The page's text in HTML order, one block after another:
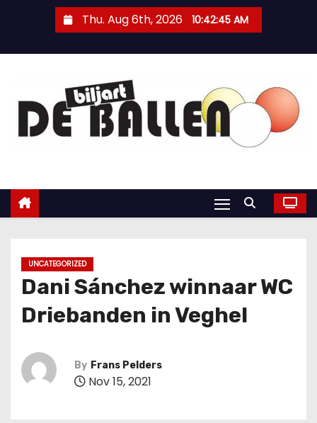
Thu. Aug 6th, 2026 10:42:46 AM
UNCATEGORIZED
Dani Sánchez winnaar WC
Driebanden in Veghel
By Frans Pelders
Nov 15, 2021